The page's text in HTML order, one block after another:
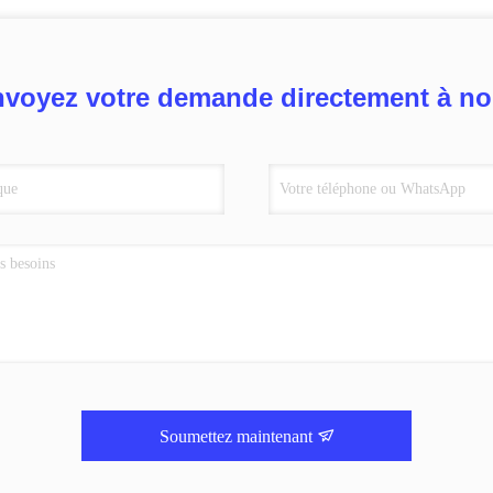
votre demande directement à
Soumettez maintenant